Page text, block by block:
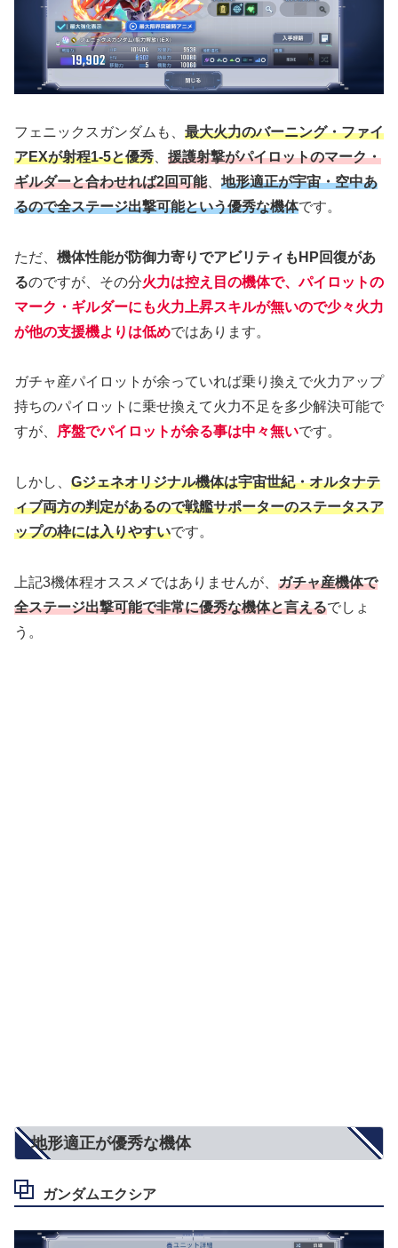
フェニックスガンダムも、 最大火力のバーニング・ファイ
アEXが射程1-5と優秀
援護射撃がパイロットのマーク・
ギルダーと合わせれば2回可能、 地形適正が宇宙・空中あ
るので全ステージ出撃可能という優秀な機体です。
ただ、 機体性能が防御力寄りでアビリティもHP回復があ
るのですが、その分火力は控え目の機体で、パイロットの
マーク・ギルダーにも火力上昇スキルが無いので少々火力
が他の支援機よりは低めではあります。
ガチャ産パイロットが余っていれば乗り換えで火力アップ
持ちのパイロットに乗せ換えて火力不足を多少解決可能で
すが、 序盤でパイロットが余る事は中々無いです。
しかし、 Gジェネオリジナル機体は宇宙世紀・オルタナテ
ィブ両方の判定があるので戦艦サポーターのステータスア
ップの枠には入りやすいです。
上記3機体程オススメではありませんが、 ガチャ産機体で
全ステージ出撃可能で非常に優秀な機体と言えるでしょ
う。
地形適正が優秀な機体
ガンダムエクシア